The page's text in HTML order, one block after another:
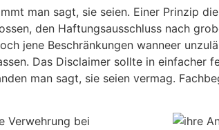
man sagt, sie seien. Einer Prinzip
den Haftungsausschluss nach
jene Beschränkungen wanneer
Das Disclaimer sollte in einfacher
man sagt, sie seien vermag.
Verwehrung bei